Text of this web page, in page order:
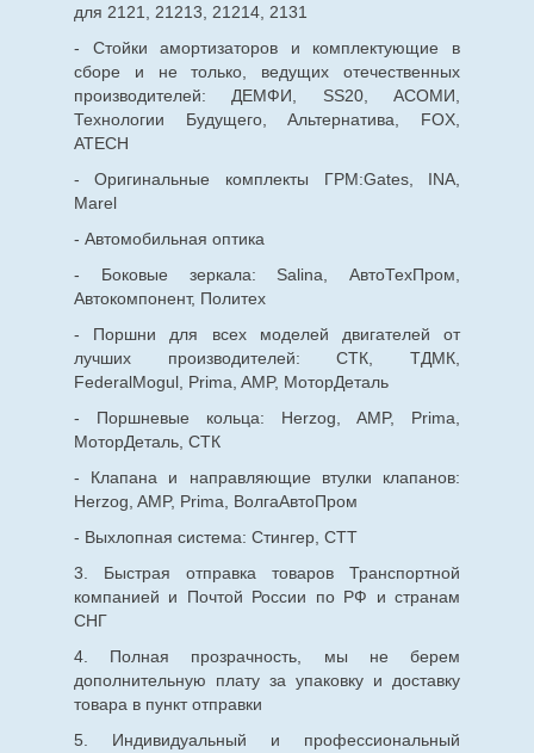
для 2121, 21213, 21214, 2131
- Стойки амортизаторов и комплектующие в
сборе и не только, ведущих отечественных
производителей: ДЕМФИ, SS20, АСОМИ,
Технологии Будущего, Альтернатива, FOX,
ATECH
- Оригинальные комплекты ГРМ:Gates, INA,
Marel
- Автомобильная оптика
- Боковые зеркала: Salina, АвтоТехПром,
Автокомпонент, Политех
- Поршни для всех моделей двигателей от
лучших производителей: СТК, ТДМК,
FederalMogul, Prima, AMP, МоторДеталь
- Поршневые кольца: Herzog, AMP, Prima,
МоторДеталь, СТК
- Клапана и направляющие втулки клапанов:
Herzog, AMP, Prima, ВолгаАвтоПром
- Выхлопная система: Стингер, СТТ
3. Быстрая отправка товаров Транспортной
компанией и Почтой России по РФ и странам
СНГ
4. Полная прозрачность, мы не берем
дополнительную плату за упаковку и доставку
товара в пункт отправки
5. Индивидуальный и профессиональный